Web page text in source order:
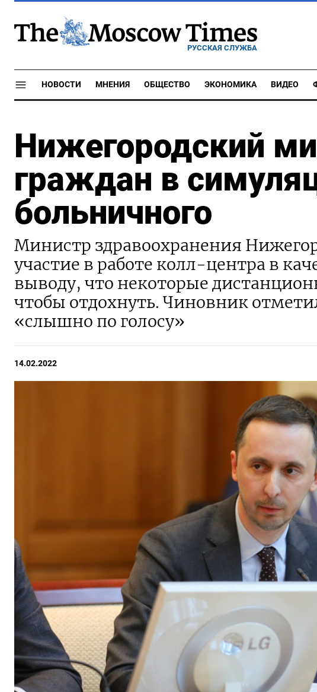
РУССКАЯ СЛУЖБА
НОВОСТИ МНЕНИЯ ОБЩЕСТВО ЭКОНОМИКА ВИДЕО
Нижегородский
граждан в
больничного
Министр здравоохранения
участие в работе колл-центра в
выводу, что некоторые
чтобы отдохнуть. Чиновник
«слышно по голосу»
14.02.2022